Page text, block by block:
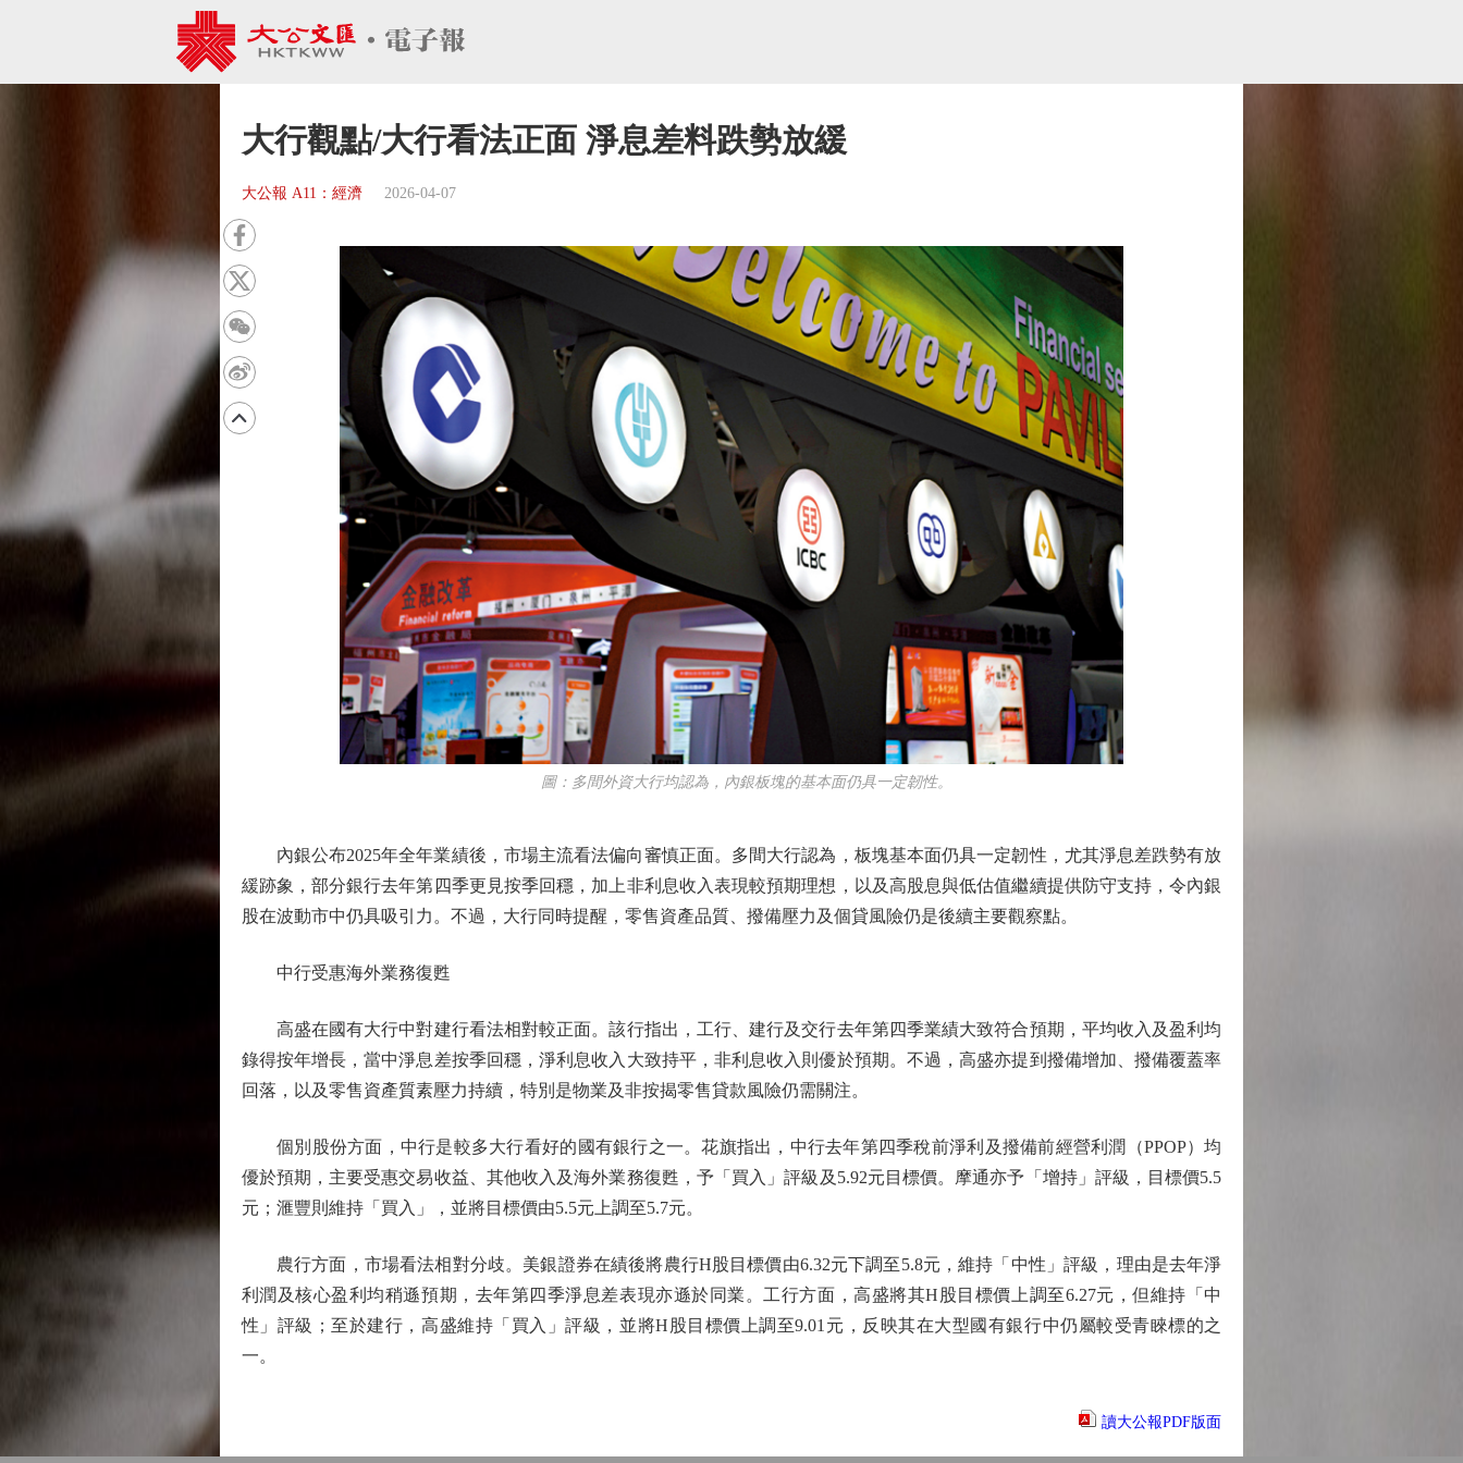
大行觀點/大行看法正面 淨息差料跌勢放緩
大公報 A11：經濟 2026-04-07
圖：多間外資大行均認為，內銀板塊的基本面仍具一定韌性。
內銀公布2025年全年業績後，市場主流看法偏向審慎正面。多間大行認為，板塊基本面仍具一定韌性，尤其淨息差跌勢有放
緩跡象，部分銀行去年第四季更見按季回穩，加上非利息收入表現較預期理想，以及高股息與低估值繼續提供防守支持，令內銀
股在波動市中仍具吸引力。不過，大行同時提醒，零售資產品質、撥備壓力及個貸風險仍是後續主要觀察點。
中行受惠海外業務復甦
高盛在國有大行中對建行看法相對較正面。該行指出，工行、建行及交行去年第四季業績大致符合預期，平均收入及盈利均
錄得按年增長，當中淨息差按季回穩，淨利息收入大致持平，非利息收入則優於預期。不過，高盛亦提到撥備增加、撥備覆蓋率
回落，以及零售資產質素壓力持續，特別是物業及非按揭零售貸款風險仍需關注。
個別股份方面，中行是較多大行看好的國有銀行之一。花旗指出，中行去年第四季稅前淨利及撥備前經營利潤（PPOP）均
優於預期，主要受惠交易收益、其他收入及海外業務復甦，予「買入」評級及5.92元目標價。摩通亦予「增持」評級，目標價5.5
元；滙豐則維持「買入」，並將目標價由5.5元上調至5.7元。
農行方面，市場看法相對分歧。美銀證券在績後將農行H股目標價由6.32元下調至5.8元，維持「中性」評級，理由是去年淨
利潤及核心盈利均稍遜預期，去年第四季淨息差表現亦遜於同業。工行方面，高盛將其H股目標價上調至6.27元，但維持「中
性」評級；至於建行，高盛維持「買入」評級，並將H股目標價上調至9.01元，反映其在大型國有銀行中仍屬較受青睞標的之
一。
讀大公報PDF版面